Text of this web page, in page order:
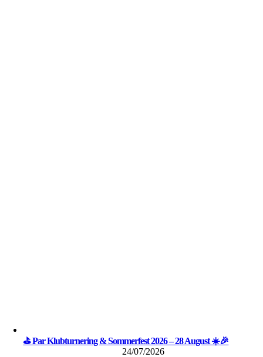
⛳ Par Klubturnering & Sommerfest 2026 – 28 August ☀️🎉
24/07/2026